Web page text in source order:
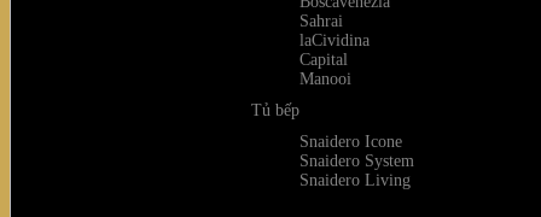
Sahrai
laCividina
Capital
Manooi
Tủ bếp
Snaidero Icone
Snaidero System
Snaidero Living